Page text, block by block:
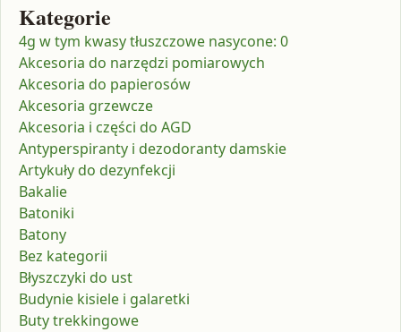
Kategorie
4g w tym kwasy tłuszczowe nasycone: 0
Akcesoria do narzędzi pomiarowych
Akcesoria do papierosów
Akcesoria grzewcze
Akcesoria i części do AGD
Antyperspiranty i dezodoranty damskie
Artykuły do dezynfekcji
Bakalie
Batoniki
Batony
Bez kategorii
Błyszczyki do ust
Budynie kisiele i galaretki
Buty trekkingowe